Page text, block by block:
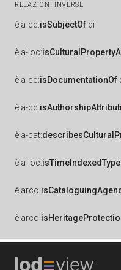
RELAZIONI INVERSE
è a-cd:isSubjectOf di
è a-loc:
è a-cd:isDocumentationOf
è a-cd:
è a-cat:
è a-loc:
è arco:
è arco: